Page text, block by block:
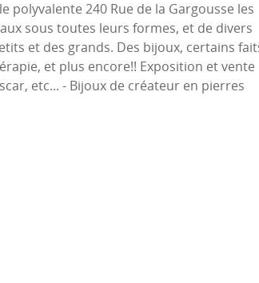
polyvalente 240 Rue de la Gargousse les
sous toutes leurs formes, et de divers
et des grands. Des bijoux, certains
et plus encore!! Exposition et vente
etc... - Bijoux de créateur en pierres